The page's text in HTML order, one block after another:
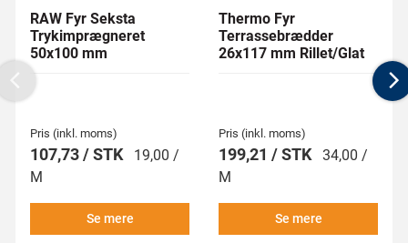
RAW Fyr Seksta
Trykimprægneret
50x100 mm
Pris (inkl. moms)
107,73 / STK
19,00 /
M
Se mere
Thermo Fyr
Terrassebrædder
26x117 mm Rillet/Glat
Pris (inkl. moms)
199,21 / STK 34,00 /
M
Se mere
Previous